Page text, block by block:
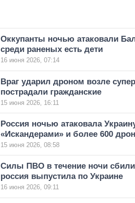
Оккупанты ночью атаковали
среди раненых есть дети
16 июня 2026, 07:14
Враг ударил дроном возле
пострадали гражданские
15 июня 2026, 16:11
Россия ночью атаковала
«Искандерами» и более 600
15 июня 2026, 08:58
Силы ПВО в течение ночи
россия выпустила по Украине
16 июня 2026, 09:11